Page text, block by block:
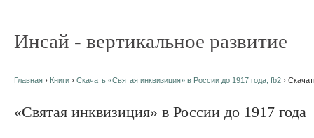
Инсай - вертикальное развитие
Главная › Книги › Скачать «Святая инквизиция» в России до 1917 года, fb2 ›
«Святая инквизиция» в России до 1917 года